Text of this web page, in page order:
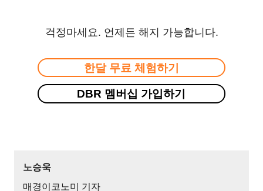
걱정마세요. 언제든 해지 가능합니다.
한달 무료 체험하기
DBR 멤버십 가입하기
노승욱
매경이코노미 기자